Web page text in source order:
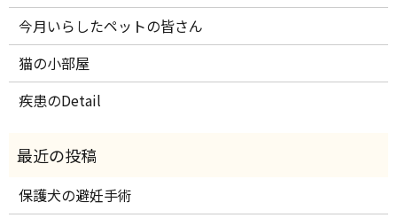
今月いらしたペットの皆さん
猫の小部屋
疾患のDetail
保護犬の避妊手術